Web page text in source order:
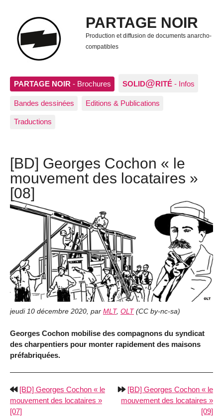
PARTAGE NOIR
Production et diffusion de documents anarcho-
compatibles
PARTAGE NOIR - Brochures SOLID@RITÉ - Infos
Bandes dessinées Editions & Publications
Traductions
[BD] Georges Cochon « le
mouvement des locataires »
[08]
jeudi 10 décembre 2020, par MLT, OLT (CC by-nc-sa)
Georges Cochon mobilise des compagnons du syndicat
des charpentiers pour monter rapidement des maisons
préfabriquées.
[BD] Georges Cochon « le
mouvement des locataires »
[07]
[BD] Georges Cochon « le
mouvement des locataires »
[09]